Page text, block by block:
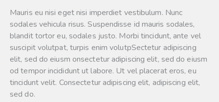
Mauris eu nisi eget nisi imperdiet vestibulum. Nunc
sodales vehicula risus. Suspendisse id mauris sodales,
blandit tortor eu, sodales justo. Morbi tincidunt, ante vel
suscipit volutpat, turpis enim volutpSectetur adipiscing
elit, sed do eiusm onsectetur adipiscing elit, sed do eiusm
od tempor incididunt ut labore. Ut vel placerat eros, eu
tincidunt velit. Consectetur adipiscing elit, adipiscing elit,
sed do.